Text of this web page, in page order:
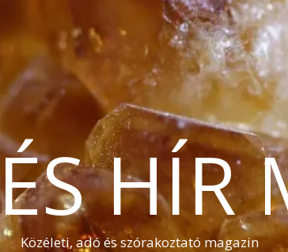
HÍR
Közéleti, adó és szórakoztató magazin